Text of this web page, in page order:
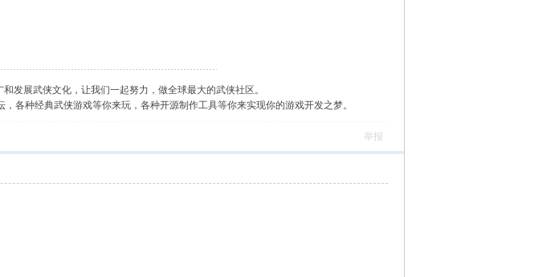
发展武侠文化，让我们一起努力，做全球最大的武侠社区。
各种经典武侠游戏等你来玩，各种开源制作工具等你来实现你的游戏开发之梦。
举报